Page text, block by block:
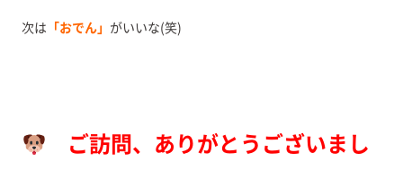
次は 「おでん」 がいいな(笑)
ご訪問、ありがとうございまし